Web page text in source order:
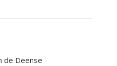
de Deense